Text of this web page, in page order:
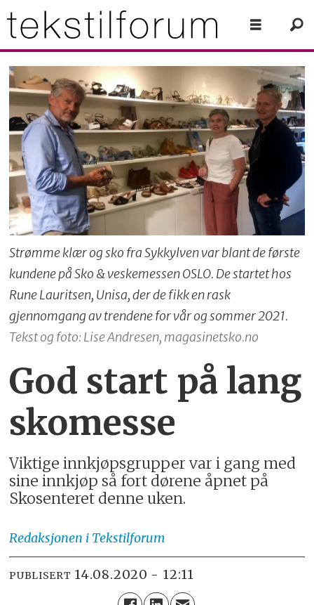
Strømme klær og sko fra Sykkylven var blant de første
kundene på Sko & veskemessen OSLO. De startet hos
Rune Lauritsen, Unisa, der de fikk en rask
gjennomgang av trendene for vår og sommer 2021.
Tekst og foto: Lise Andresen, magasinetsko.no
God start på lang
skomesse
Viktige innkjøpsgrupper var i gang med
sine innkjøp så fort dørene åpnet på
Skosenteret denne uken.
Redaksjonen i Tekstilforum
PUBLISERT 14.08.2020 - 12:11